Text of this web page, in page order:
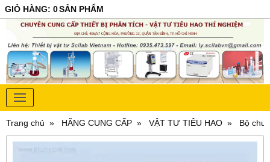
GIỎ HÀNG: 0SẢN PHẨM
Trang chủ HÃNG CUNG CẤP VẬT TƯ TIÊU HAO Bộ